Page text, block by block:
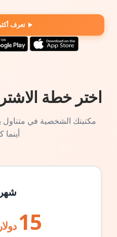
تعرف
اختر خطة
مكتبتك الشخصية في متناول
15